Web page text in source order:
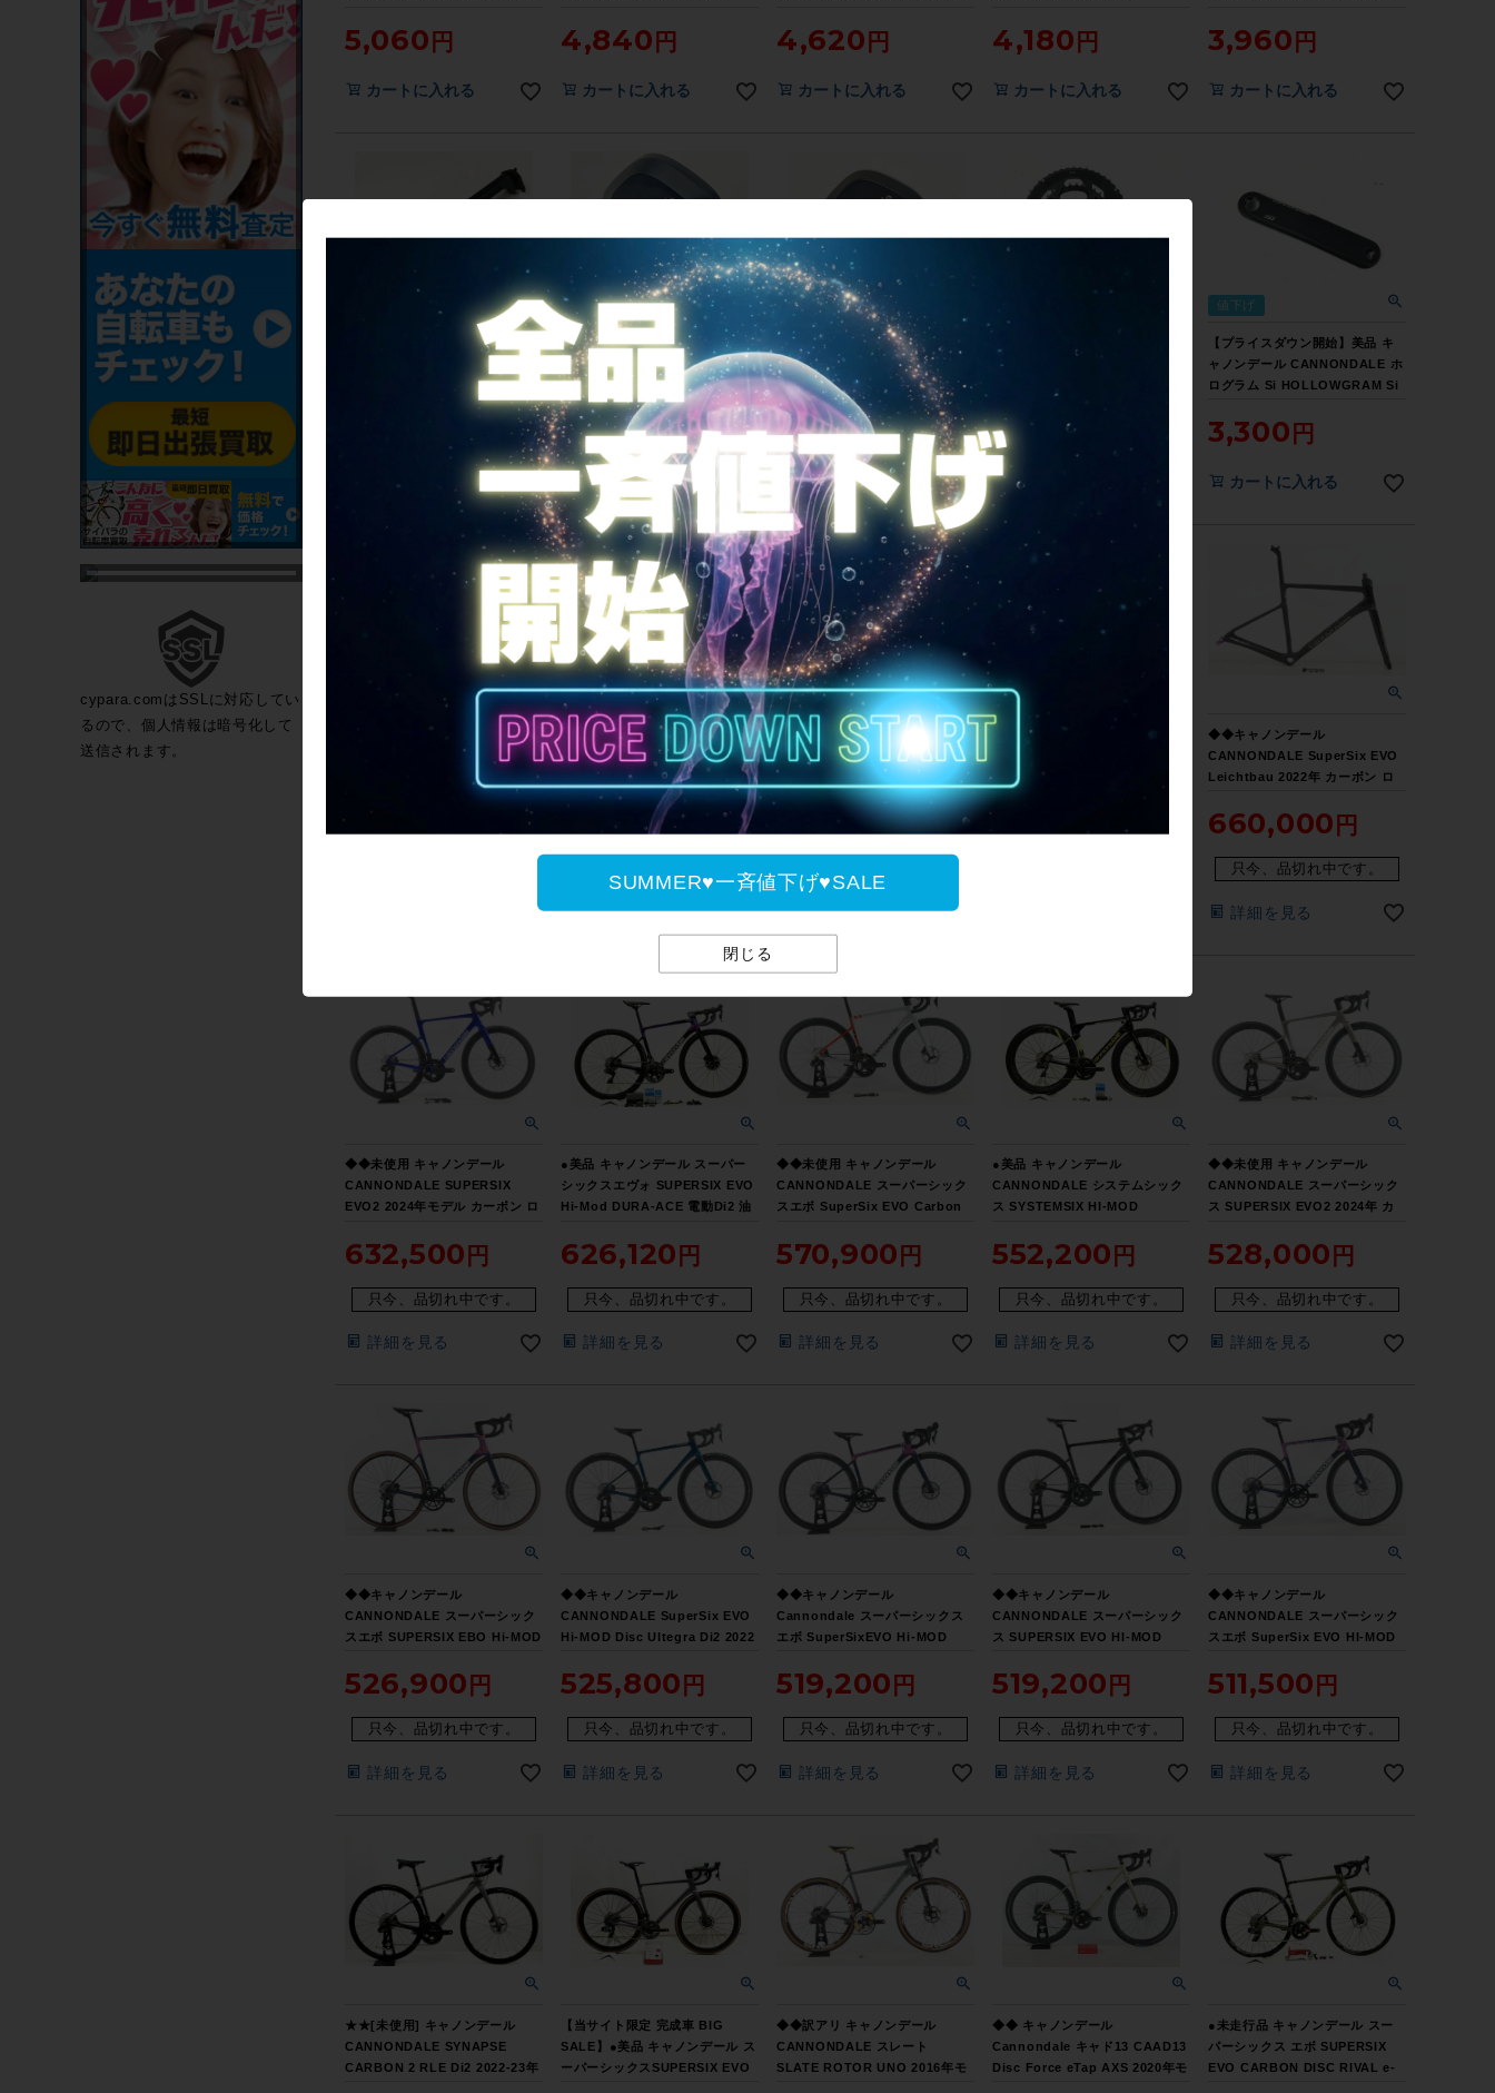
SUMMER♥一斉値下げ♥SALE
閉じる
5,060
カートに入れる
4,840
カートに入れる
【お買い得SALE】
4,620
カートに入れる
【お買い得SALE】
4,180
カートに入れる
3,960
カートに入れる
【プライスダウン開始】キャノン
HOLLOWGRAM KNOT ALLOY
シートポスト【お買い得SALE】
カートに入れる
値下げ
【プライスダウン開始】キャノン
デール CANNONDALE GARMIN
ホイールセンサー【お買い得
SALE】
3,410
カートに入れる
値下げ
【プライスダウン開始】キャノン
デール CANNONDALE GARMIN
ホイールセンサー【お買い得
SALE】
3,410
カートに入れる
デール CANNONDALE エスアイ
買い得SALE】
3,300
カートに入れる
値下げ
【プライスダウン開始】美品 キ
ャノンデール CANNONDALE ホ
ログラム Si HOLLOWGRAM Si
【お買い得SALE】
3,300
カートに入れる
CANNONDALE SUPERSIX
EVO HI-MOD2 2024年モデル カ
ーボン ロードバイク 51サイズ
◆◆キャノンデール
CANNONDALE SUPERSIX
EVO Leichtbau 2022年モデル
カーボン ロードバイク 54サイズ
SHIMANO DURA-ACE Di2
731,500
詳細を見る
未走行品 キャノンデール シナプ
ス SYNAPSE CARBON LTD
RLE GRX 電動Di2 2021年 カー
ボンロードバイク 51サイズ ガン
メタルグリーン ◇
710,600
只今、品切れ中です。
詳細を見る
●キャノンデール
EVO DISC HI-MOD DURA-ACE
Di2 12速 油圧DISC 2021年 カー
◆◆キャノンデール
CANNONDALE SuperSix EVO
Leichtbau 2022年 カーボン ロ
12x100/142mm 700C（サイクル
パラダイス大阪より配送）
660,000
只今、品切れ中です。
詳細を見る
◆◆未使用 キャノンデール
CANNONDALE SUPERSIX
EVO2 2024年モデル カーボン ロ
ULTEGRA Di2 R8150 2x12速
（サイクルパラダイス大阪より配
送）
632,500
只今、品切れ中です。
詳細を見る
●美品 キャノンデール スーパー
シックスエヴォ SUPERSIX EVO
Hi-Mod DURA-ACE 電動Di2 油
バイク 48サイズ
626,120
只今、品切れ中です。
詳細を見る
◆◆未使用 キャノンデール
CANNONDALE スーパーシック
スエボ SuperSix EVO Carbon
ロード 48サイズ 12速（サイクル
パラダイス大阪より配送）
570,900
只今、品切れ中です。
詳細を見る
●美品 キャノンデール
CANNONDALE システムシック
ス SYSTEMSIX HI-MOD
2019年 カーボンロードバイク 51
552,200
只今、品切れ中です。
詳細を見る
◆◆未使用 キャノンデール
CANNONDALE スーパーシック
ス SUPERSIX EVO2 2024年 カ
SHIMANO ULTEGRA Di2 12速
（サイクルパラダイス大阪より配
送）
528,000
只今、品切れ中です。
詳細を見る
◆◆キャノンデール
CANNONDALE スーパーシック
スエボ SUPERSIX EBO Hi-MOD
2021年 カーボン ロード 58サイ
ズ 11速（サイクルパラダイス大
阪より配送）
526,900
只今、品切れ中です。
詳細を見る
◆◆キャノンデール
CANNONDALE SuperSix EVO
Hi-MOD Disc Ultegra Di2 2022
ズ SHIMANO R8150 2x12速（サ
イクルパラダイス大阪より配送）
525,800
只今、品切れ中です。
詳細を見る
◆◆キャノンデール
Cannondale スーパーシックス
エボ SuperSixEVO Hi-MOD
イク 44サイズ R8000 11速
Rapha（サイクルパラダイス大阪
より配送）
519,200
只今、品切れ中です。
詳細を見る
◆◆キャノンデール
CANNONDALE スーパーシック
ス SUPERSIX EVO HI-MOD
2020年 カーボン ロード 51サイ
ズ 11速（サイクルパラダイス大
阪より配送）
519,200
只今、品切れ中です。
詳細を見る
◆◆キャノンデール
CANNONDALE スーパーシック
スエボ SuperSix EVO HI-MOD
ン ロードバイク 51サイズ 11速
（サイクルパラダイス大阪より配
送）
511,500
只今、品切れ中です。
詳細を見る
★★[未使用] キャノンデール
CANNONDALE SYNAPSE
CARBON 2 RLE Di2 2022-23年
【当サイト限定 完成車 BIG
SALE】●美品 キャノンデール ス
ーパーシックスSUPERSIX EVO
◆◆訳アリ キャノンデール
CANNONDALE スレート
SLATE ROTOR UNO 2016年モ
◆◆ キャノンデール
Cannondale キャド13 CAAD13
Disc Force eTap AXS 2020年モ
●未走行品 キャノンデール スー
パーシックス エボ SUPERSIX
EVO CARBON DISC RIVAL e-
cypara.comはSSLに対応してい
るので、個人情報は暗号化して
送信されます。